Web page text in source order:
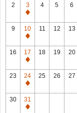
2
3
休
館
日
4 5 6
9
10
休
館
日
11 12 13
16
17
休
館
日
18 19 20
23
24
休
館
日
25 26 27
30
31
休